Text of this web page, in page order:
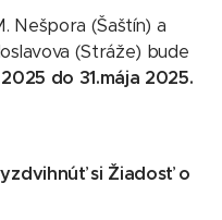
Nešpora (Šaštín) a
(Stráže) bude
do 31.mája 2025.
si Žiadosť o